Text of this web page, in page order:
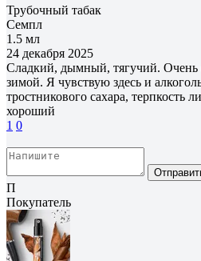
Трубочный табак
Семпл
1.5 мл
24 декабря 2025
Сладкий, дымный, тягучий. Очень
зимой. Я чувствую здесь и
тростникового сахара, терпкость
хороший
1 0
П
Покупатель